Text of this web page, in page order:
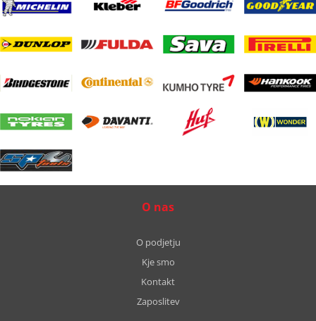
O nas
O podjetju
Kje smo
Kontakt
Zaposlitev